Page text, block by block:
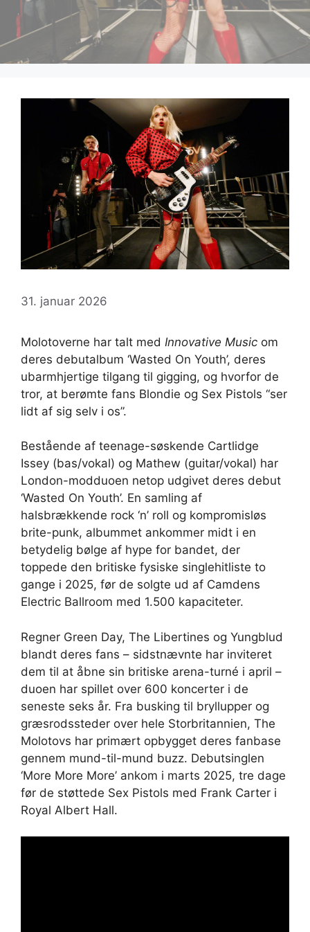
31. januar 2026
Molotoverne har talt med Innovative Music om
deres debutalbum ‘Wasted On Youth’, deres
ubarmhjertige tilgang til gigging, og hvorfor de
tror, ​​at berømte fans Blondie og Sex Pistols “ser
lidt af sig selv i os”.
Bestående af teenage-søskende Cartlidge
Issey (bas/vokal) og Mathew (guitar/vokal) har
London-modduoen netop udgivet deres debut
‘Wasted On Youth’. En samling af
halsbrækkende rock ‘n’ roll og kompromisløs
brite-punk, albummet ankommer midt i en
betydelig bølge af hype for bandet, der
toppede den britiske fysiske singlehitliste to
gange i 2025, før de solgte ud af Camdens
Electric Ballroom med 1.500 kapaciteter.
Regner Green Day, The Libertines og Yungblud
blandt deres fans – sidstnævnte har inviteret
dem til at åbne sin britiske arena-turné i april –
duoen har spillet over 600 koncerter i de
seneste seks år. Fra busking til bryllupper og
græsrodssteder over hele Storbritannien, The
Molotovs har primært opbygget deres fanbase
gennem mund-til-mund buzz. Debutsinglen
‘More More More’ ankom i marts 2025, tre dage
før de støttede Sex Pistols med Frank Carter i
Royal Albert Hall.